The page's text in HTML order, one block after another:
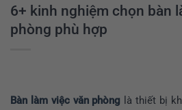
6+ kinh nghiệm chọn bàn
phòng phù hợp
Bàn làm việc văn phòng là thiết bị